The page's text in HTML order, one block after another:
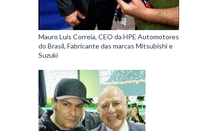
Mauro Luis Correia, CEO da HPE Automotores
do Brasil, Fabricante das marcas Mitsubishi e
Suzuki